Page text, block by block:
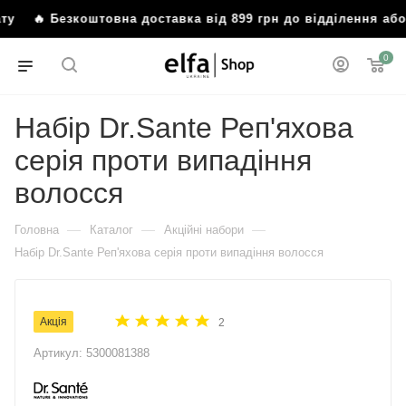
Безкоштовна доставка від 899 грн до відділення або
0
Набір Dr.Sante Реп'яхова
серія проти випадіння
волосся
Головна — Каталог — Акційні набори —
Набір Dr.Sante Реп'яхова серія проти випадіння волосся
Акція 2
Артикул: 5300081388